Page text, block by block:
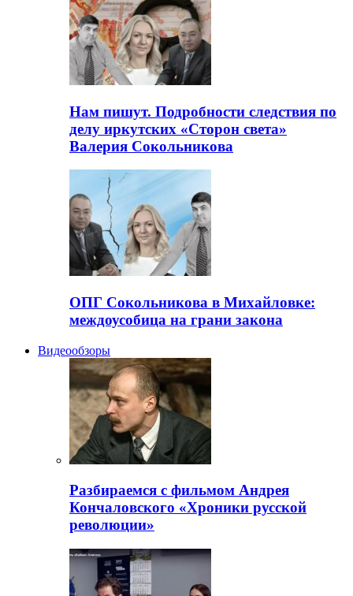
Нам пишут. Подробности следствия по
делу иркутских «Сторон света»
Валерия Сокольникова
ОПГ Сокольникова в Михайловке:
междоусобица на грани закона
Видеообзоры
Разбираемся с фильмом Андрея
Кончаловского «Хроники русской
революции»